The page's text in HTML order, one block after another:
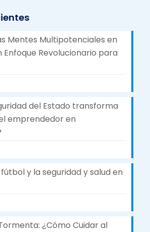
Mentes Multipotenciales en
Enfoque Revolucionario para
del Estado transforma
emprendedor en
y la seguridad y salud en
¿Cómo Cuidar al